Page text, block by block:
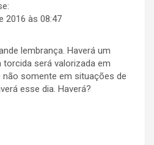
2016 às 08:47
lembrança. Haverá um
torcida será valorizada em
não somente em situações de
esse dia. Haverá?